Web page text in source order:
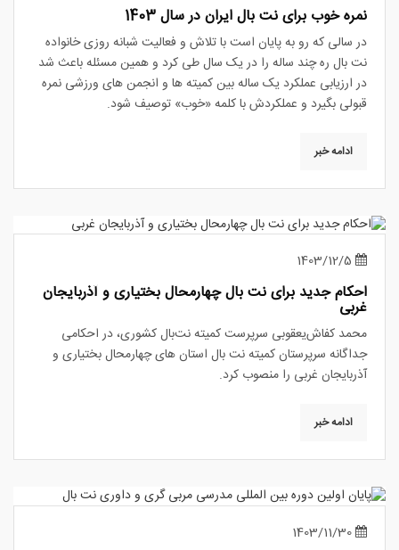
نمره خوب برای نت بال ایران در سال 1403
در سالی که رو به پایان است با تلاش و فعالیت شبانه روزی خانواده
نت بال ره چند ساله را در یک سال طی کرد و همین مسئله باعث شد
در ارزیابی عملکرد یک ساله بین کمیته ها و انجمن های ورزشی نمره
قبولی بگیرد و عملکردش با کلمه «خوب» توصیف شود.
ادامه خبر
احکام جدید برای نت بال چهارمحال بختیاری و آذربایجان
غربی
محمد کفاش‌یعقوبی سرپرست کمیته نت‌بال کشوری، در احکامی
جداگانه سرپرستان کمیته نت بال استان های چهارمحال بختیاری و
آذربایجان غربی را منصوب کرد.
ادامه خبر